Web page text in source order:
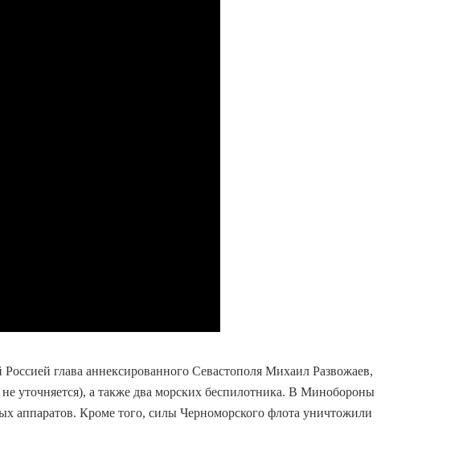
глава аннексированного Севастополя Михаил Развожаев,
уточняется), а также два морских беспилотника. В Минобороны
аппаратов. Кроме того, силы Черноморского флота уничтожили